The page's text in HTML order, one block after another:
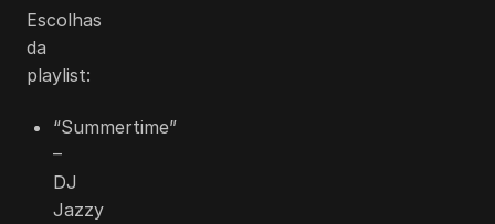
Escolhas
da
playlist:
“Summertime”
–
DJ
Jazzy